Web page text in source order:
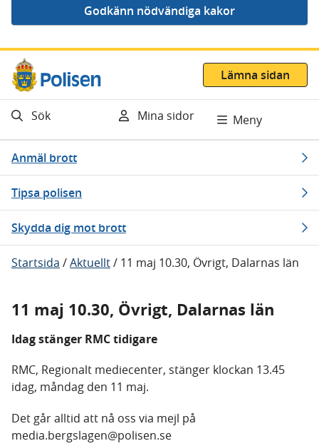
Gå direkt till innehåll
Lämna sidan
Sök Mina sidor Meny
Anmäl brott
Tipsa polisen
Skydda dig mot brott
Startsida /Aktuellt/ 11 maj 10.30, Övrigt, Dalarnas län
11 maj 10.30, Övrigt, Dalarnas län
Idag stänger RMC tidigare
RMC, Regionalt mediecenter, stänger klockan 13.45
idag, måndag den 11 maj.
Det går alltid att nå oss via mejl på
media.bergslagen@polisen.se